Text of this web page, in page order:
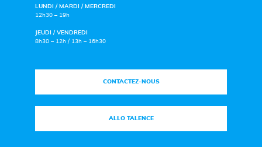
LUNDI / MARDI / MERCREDI
12h30 – 19h
JEUDI / VENDREDI
8h30 – 12h / 13h – 16h30
CONTACTEZ-NOUS
ALLO TALENCE